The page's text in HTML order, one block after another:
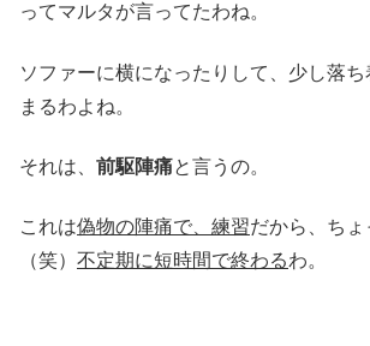
ってマルタが言ってたわね。
ソファーに横になったりして、少し落
まるわよね。
それは、 前駆陣痛と言うの。
これは偽物の陣痛で、練習だから、ちょ
（笑） 不定期に短時間で終わるわ。